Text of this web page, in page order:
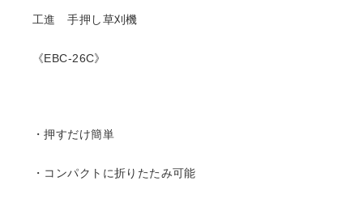
工進 手押し草刈機
《EBC-26C》
・押すだけ簡単
・コンパクトに折りたたみ可能